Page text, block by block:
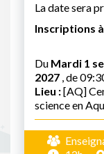
La date sera
Inscriptions
Du Mardi 1
2027 , de
Lieu :[AQ]
science en